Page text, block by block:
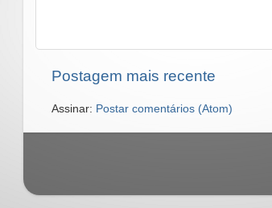
Postagem mais recente
Assinar: Postar comentários (Atom)